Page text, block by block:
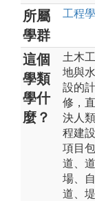
所屬
學群
工程
這個
學類
學什
麼？
土木
地與
設的
修，
決人
程建
項目
道、
場、
道、